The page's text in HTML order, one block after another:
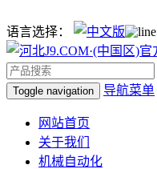
语言选择：
Toggle navigation 导航菜单
网站首页
关于我们
机械自动化